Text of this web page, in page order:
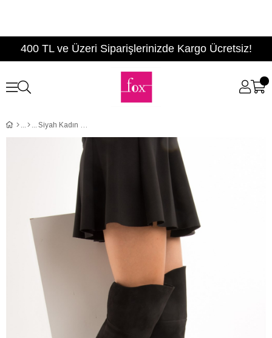
400 TL ve Üzeri Siparişlerinizde Kargo Ücretsiz!
Siyah Kadın Çizme E758895602